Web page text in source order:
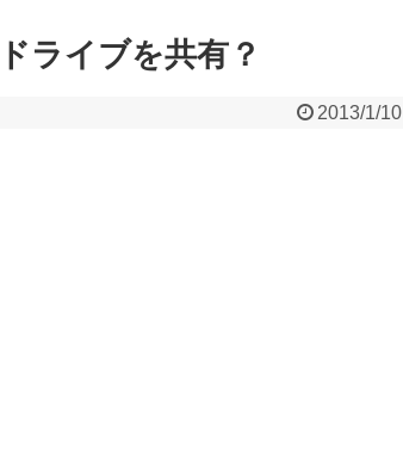
ライブを共有？
2013/1/10